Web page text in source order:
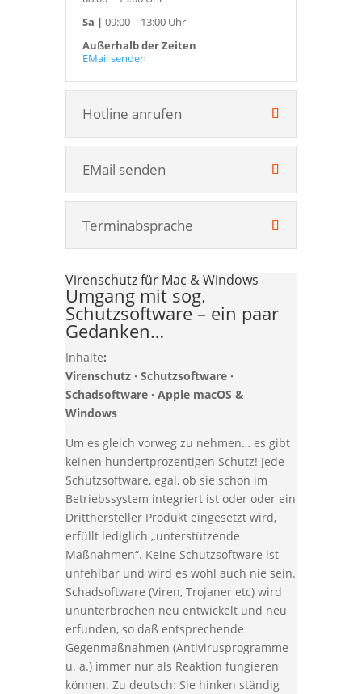
Sa | 09:00 – 13:00 Uhr
Außerhalb der Zeiten
EMail senden
Hotline anrufen
EMail senden
Terminabsprache
Virenschutz für Mac & Windows
Umgang mit sog.
Schutzsoftware – ein paar
Gedanken…
Inhalte:
Virenschutz · Schutzsoftware ·
Schadsoftware · Apple macOS &
Windows
Um es gleich vorweg zu nehmen… es gibt
keinen hundertprozentigen Schutz! Jede
Schutzsoftware, egal, ob sie schon im
Betriebssystem integriert ist oder oder ein
Dritthersteller Produkt eingesetzt wird,
erfüllt lediglich „unterstützende
Maßnahmen“. Keine Schutzsoftware ist
unfehlbar und wird es wohl auch nie sein.
Schadsoftware (Viren, Trojaner etc) wird
ununterbrochen neu entwickelt und neu
erfunden, so daß entsprechende
Gegenmaßnahmen (Antivirusprogramme
u. a.) immer nur als Reaktion fungieren
können. Zu deutsch: Sie hinken ständig